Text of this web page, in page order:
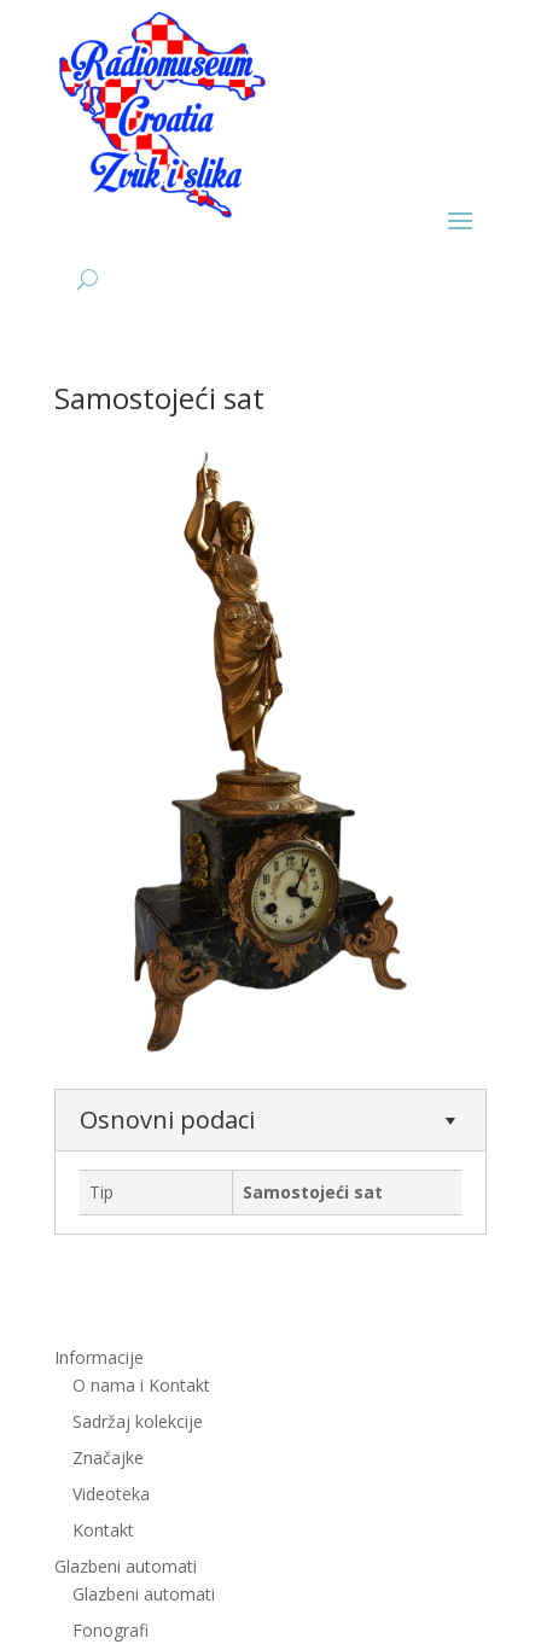
Samostojeći sat
Osnovni podaci
Tip Samostojeći sat
Informacije
O nama i Kontakt
Sadržaj kolekcije
Značajke
Videoteka
Kontakt
Glazbeni automati
Glazbeni automati
Fonografi